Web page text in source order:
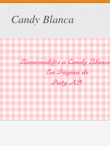
Candy Blanca